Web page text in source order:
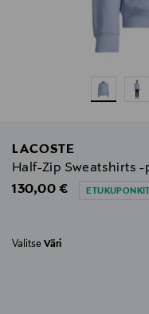
LACOSTE
Half-Zip Sweatshirts -
Original Price
130,00 €
Valitse Väri